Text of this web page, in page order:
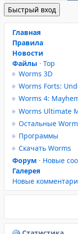
Главная
Правила
Новости
Файлы · Top
Worms 3D
Worms Forts:
Worms 4:
Worms Ultimate
Остальные
Программы
Скачать Worms
Форум · Новые
Галерея
Новые